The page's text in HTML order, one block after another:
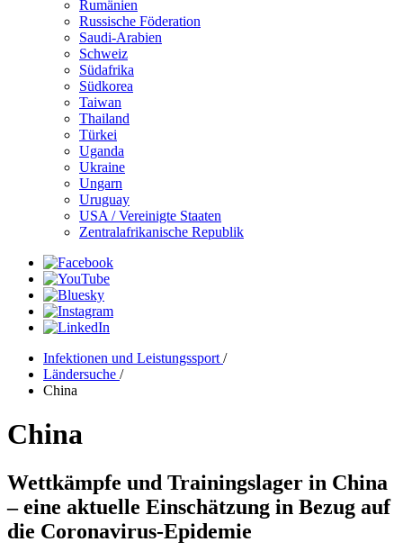
Rumänien
Russische Föderation
Saudi-Arabien
Schweiz
Südafrika
Südkorea
Taiwan
Thailand
Türkei
Uganda
Ukraine
Ungarn
Uruguay
USA / Vereinigte Staaten
Zentralafrikanische Republik
Infektionen und Leistungssport /
Ländersuche /
China
China
Wettkämpfe und Trainingslager in China
– eine aktuelle Einschätzung in Bezug auf
die Coronavirus-Epidemie